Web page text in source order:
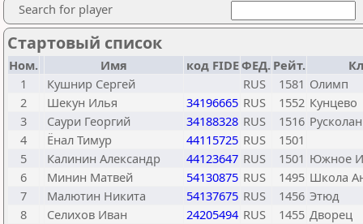
Search for player
Стартовый список
Ном. Имя код FIDEФЕД. Рейт.
1
Кушнир Сергей RUS 1581 Олимп
2
Шекун Илья 34196665 RUS 1552 Кунцево
3
Саури Георгий 34188328 RUS 1516
4
Ёнал Тимур 44115725 RUS
1501
5
Калинин Александр 44123647 RUS 1501 Южное
6
Минин Матвей 54130875 RUS 1495 Школа
7
Малютин Никита 54137675 RUS 1456 Этюд
8
Селихов Иван 24205494 RUS 1455 Дворец